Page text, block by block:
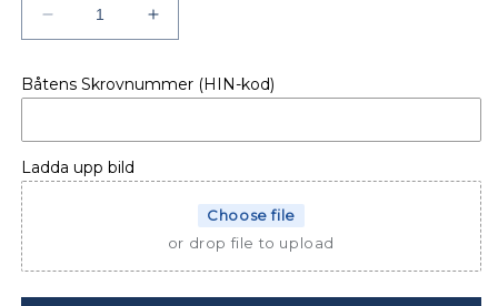
Minska
kvantitet
SIDOPANELER
ANTARES
620
INB
Öka
kvantitet
SIDOPANELER
ANTARES
INB
Båtens Skrovnummer (HIN-kod)
Ladda upp bild
Choose file
or drop file to upload